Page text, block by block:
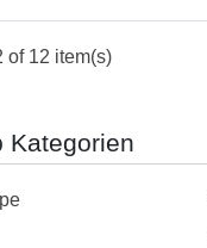
of 12 item(s)
Kategorien